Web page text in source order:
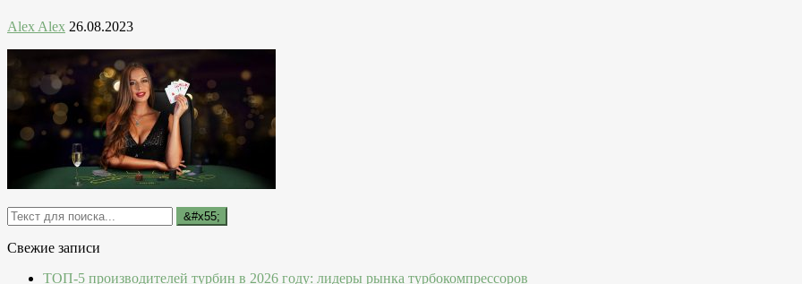
Alex Alex 26.08.2023
Свежие записи
ТОП-5 производителей турбин в 2026 году: лидеры рынка турбокомпрессоров